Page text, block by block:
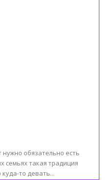
нужно обязательно есть
семьях такая традиция
то девать...